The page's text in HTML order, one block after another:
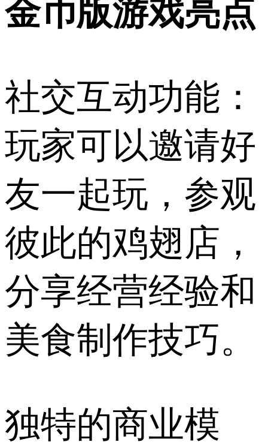
金币版游戏亮点
社交互动功能：
玩家可以邀请好
友一起玩，参观
彼此的鸡翅店，
分享经营经验和
美食制作技巧。
独特的商业模